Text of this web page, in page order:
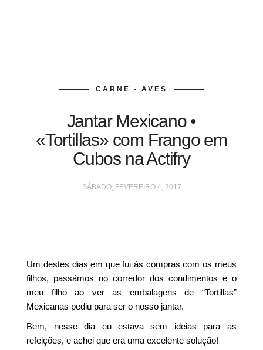
CARNE • AVES
Jantar Mexicano •
«Tortillas» com Frango em
Cubos na Actifry
SÁBADO, FEVEREIRO 4, 2017
Um destes dias em que fui às compras com os meus
filhos, passámos no corredor dos condimentos e o
meu filho ao ver as embalagens de “Tortillas”
Mexicanas pediu para ser o nosso jantar.
Bem, nesse dia eu estava sem ideias para as
refeições, e achei que era uma excelente solução!